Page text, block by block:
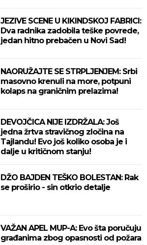
JEZIVE SCENE U KIKINDSKOJ FABRICI:
Dva radnika zadobila teške povrede,
jedan hitno prebačen u Novi Sad!
NAORUŽAJTE SE STRPLJENJEM: Srbi
masovno krenuli na more, potpuni
kolaps na graničnim prelazima!
DEVOJČICA NIJE IZDRŽALA: Još
jedna žrtva stravičnog zločina na
Tajlandu! Evo još koliko osoba je i
dalje u kritičnom stanju!
DŽO BAJDEN TEŠKO BOLESTAN: Rak
se proširio - sin otkrio detalje
VAŽAN APEL MUP-A: Evo šta poručuju
građanima zbog opasnosti od požara